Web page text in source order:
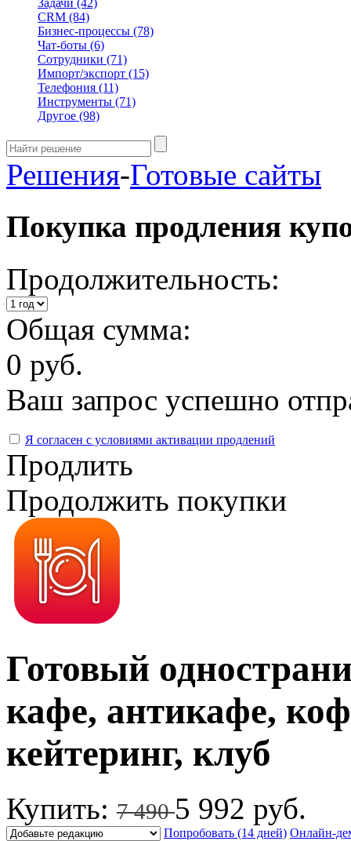
Задачи (42)
CRM (84)
Бизнес-процессы (78)
Чат-боты (6)
Сотрудники (71)
Импорт/экспорт (15)
Телефония (11)
Инструменты (71)
Другое (98)
Решения-Готовые сайты
Покупка продления
Продолжительность:
Общая сумма:
0 руб.
Ваш запрос успешно
Я согласен с условиями активации продлений
Продлить
Продолжить покупки
Готовый
кафе, антикафе,
кейтеринг, клуб
Купить: 7 4905 992 руб.
Попробовать (14 дней) Онлайн-